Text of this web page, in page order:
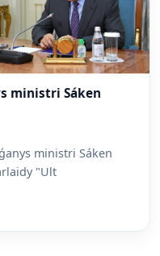
ministri Sáken
ministri Sáken
"Ult